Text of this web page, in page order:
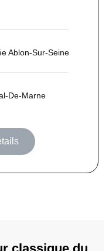
Ablon-Sur-Seine
De-Marne